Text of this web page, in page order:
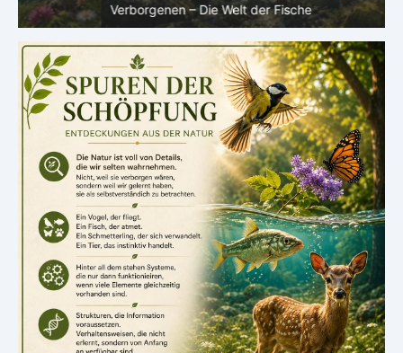
Verborgenen – Die Welt der Fische